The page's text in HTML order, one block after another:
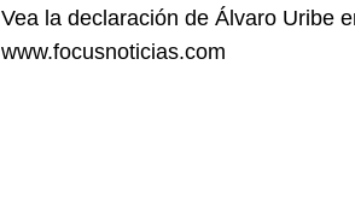
Vea la declaración de Álvaro Uribe
www.focusnoticias.com